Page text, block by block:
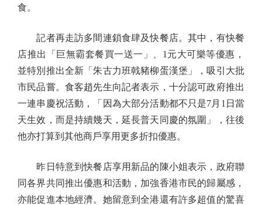
食。
記者再走訪多間連鎖食肆及快餐店。其中，有快餐
店推出「巨無霸套餐買一送一」、1元大可樂等優惠，
並特別推出全新「朱古力班戟豬柳蛋漢堡」，吸引大批
市民品嘗。食客趙先生向記者表示，十分認可政府推出
一連串慶祝活動，「因為大部分活動都不只是7月1日當
天生效，而是持續幾天，延長普天同慶的氛圍」，往後
他亦打算到其他商戶享用更多折扣優惠。
昨日特意到快餐店享用新品的陳小姐表示，政府聯
同各界共同推出優惠和活動，加強香港市民的歸屬感，
亦能促進本地經濟。她留意到全港還有許多超值的驚喜